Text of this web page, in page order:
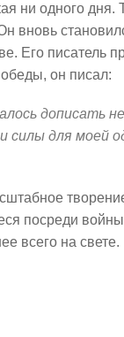
ни одного дня.
вновь
Его писатель
он писал:
дописать
силы для моей
посреди
всего на свете.